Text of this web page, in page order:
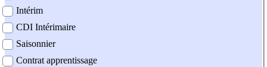
Intérim
CDI Intérimaire
Saisonnier
Contrat apprentissage